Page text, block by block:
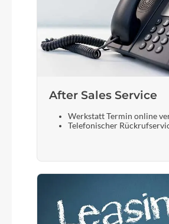
After Sales Service
Werkstatt Termin online
Telefonischer